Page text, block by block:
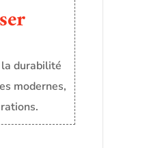
durabilité
modernes,